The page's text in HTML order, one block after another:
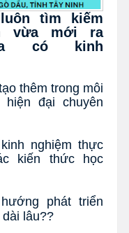
tìm kiếm
vừa mới ra
có kinh
thêm trong môi
đại chuyên
nghiệm thực
kiến thức học
phát triển
lâu??